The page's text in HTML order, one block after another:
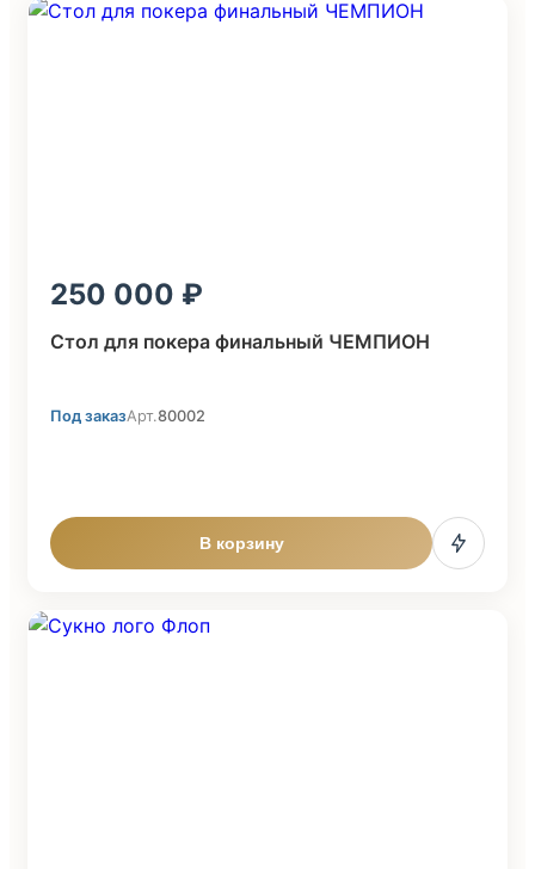
250 000
Стол для покера финальный ЧЕМПИОН
Под заказАрт.80002
В корзину